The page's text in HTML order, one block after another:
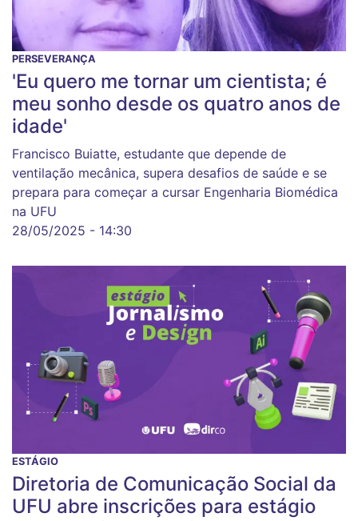
PERSEVERANÇA
'Eu quero me tornar um cientista; é
meu sonho desde os quatro anos de
idade'
Francisco Buiatte, estudante que depende de
ventilação mecânica, supera desafios de saúde e se
prepara para começar a cursar Engenharia Biomédica
na UFU
28/05/2025 - 14:30
ESTÁGIO
Diretoria de Comunicação Social da
UFU abre inscrições para estágio